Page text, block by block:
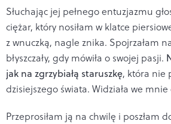
Słuchając jej pełnego entuzjazmu
ciężar, który nosiłam w klatce
z wnuczką, nagle znika. Spojrzałam
błyszczały, gdy mówiła o swojej pasji.
jak na zgrzybiałą staruszkę, która nie
dzisiejszego świata. Widziała we mnie
Przeprosiłam ją na chwilę i poszłam